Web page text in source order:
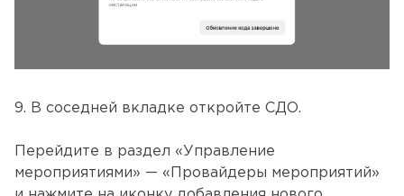
9. В соседней вкладке откройте СДО.
Перейдите в раздел «Управление
мероприятиями» — «Провайдеры мероприятий»